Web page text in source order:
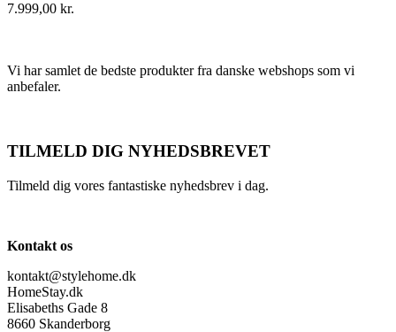
7.999,00 kr.
Vi har samlet de bedste produkter fra danske webshops som vi
anbefaler.
TILMELD DIG NYHEDSBREVET
Tilmeld dig vores fantastiske nyhedsbrev i dag.
Kontakt os
kontakt@stylehome.dk
HomeStay.dk
Elisabeths Gade 8
8660 Skanderborg